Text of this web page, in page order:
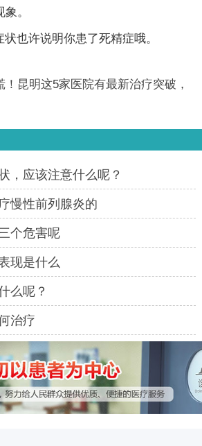
。
也许说明你患了死精症哦。
！昆明这5家医院有最新治疗突破，
，应该注意什么呢？
慢性前列腺炎的
个危害呢
现是什么
么呢？
治疗